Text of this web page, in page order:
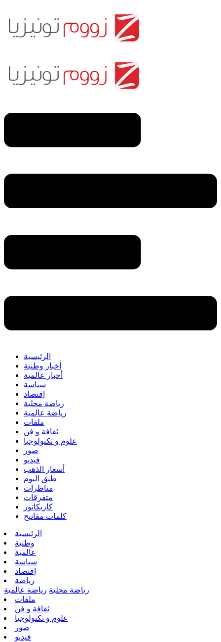
الرئيسية
أخبار وطنية
أخبار عالمية
سياسة
إقتصاد
رياضة محلية
رياضة عالمية
ملفات
ثقافة و فن
علوم و تكنولوجيا
صور
فيديو
أسعار الذهب
طبق اليوم
مناظرات
متفرقات
كاريكاتور
كلمات مفاتيح
الرئيسية
وطنية
عالمية
سياسة
إقتصاد
رياضة
رياضة محلية رياضة عالمية
ملفات
ثقافة و فن
علوم و تكنولوجيا
صور
فيديو